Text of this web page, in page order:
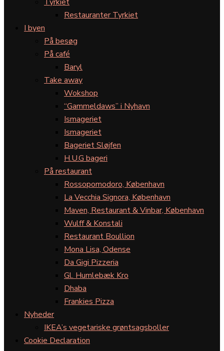
Restauranter Tyrkiet
I byen
På besøg
På café
Baryl
Take away
Wokshop
“Gammeldaws” i Nyhavn
Ismageriet
Ismageriet
Bageriet Sløjfen
H.U.G bageri
På restaurant
Rossopomodoro, København
La Vecchia Signora, København
Maven, Restaurant & Vinbar, København
Wulff & Konstali
Restaurant Boullion
Mona Lisa, Odense
Da Gigi Pizzeria
Gl. Humlebæk Kro
Dhaba
Frankies Pizza
Nyheder
IKEA’s vegetariske grøntsagsboller
Cookie Declaration